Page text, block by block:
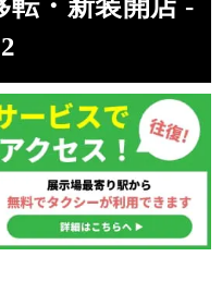
転・新装開店 -